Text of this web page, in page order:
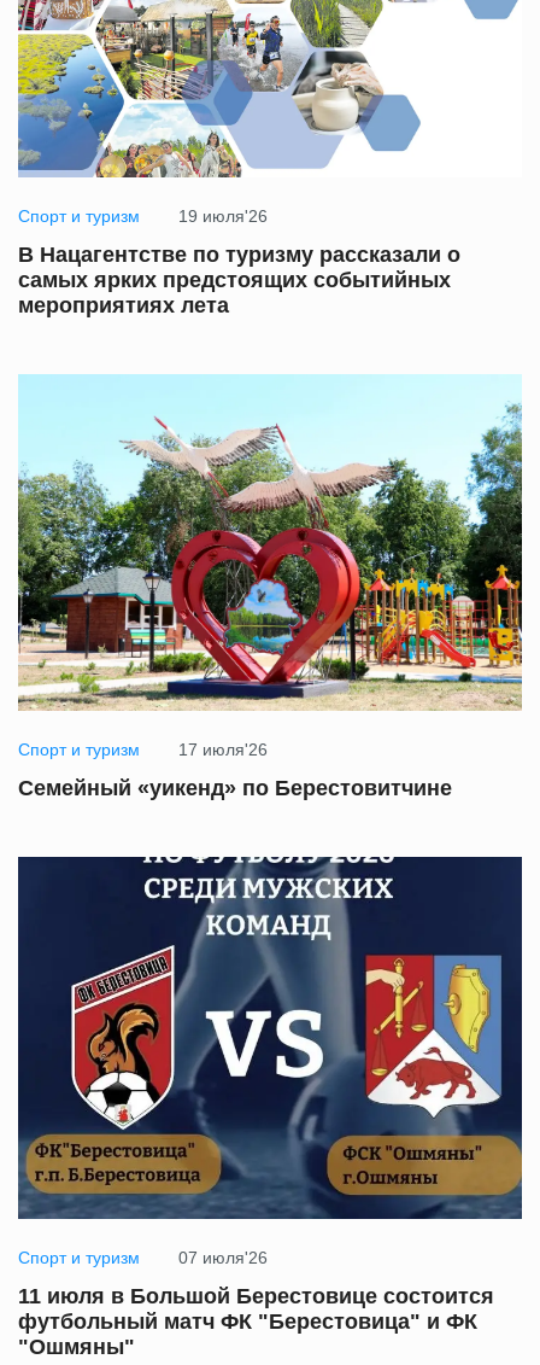
Спорт и туризм 19 июля'26
В Нацагентстве по туризму рассказали о
самых ярких предстоящих событийных
мероприятиях лета
Спорт и туризм 17 июля'26
Семейный «уикенд» по Берестовитчине
Спорт и туризм 07 июля'26
11 июля в Большой Берестовице состоится
футбольный матч ФК "Берестовица" и ФК
"Ошмяны"